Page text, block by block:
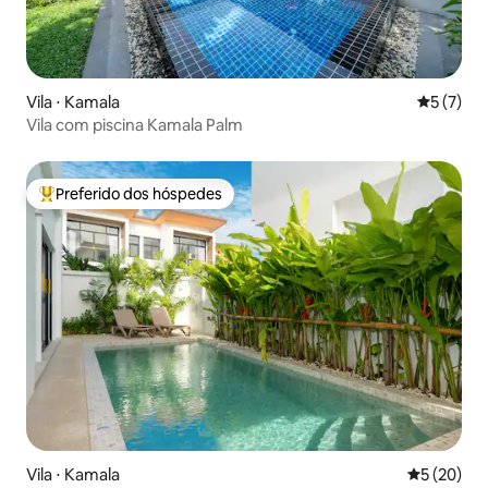
Vila ⋅ Kamala 5 de
5 (7)
Vila com piscina Kamala Palm
Entre os melhores preferidos dos hóspedes
Preferido dos hóspedes
Vila ⋅ Kamala 5 de uma
5 (20)